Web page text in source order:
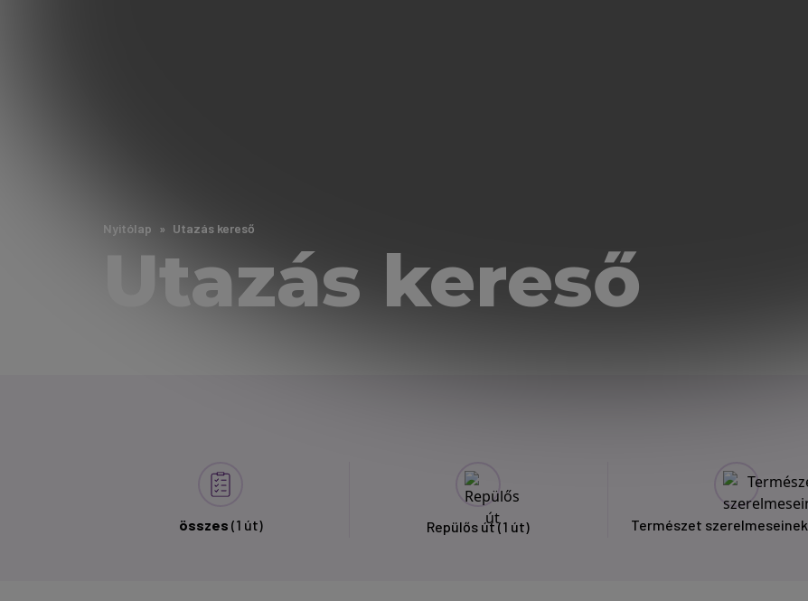
Nyitólap Utazás kereső
Utazás kereső
összes (1 út) Repülős út(1 út) Természet szerelmeseinek